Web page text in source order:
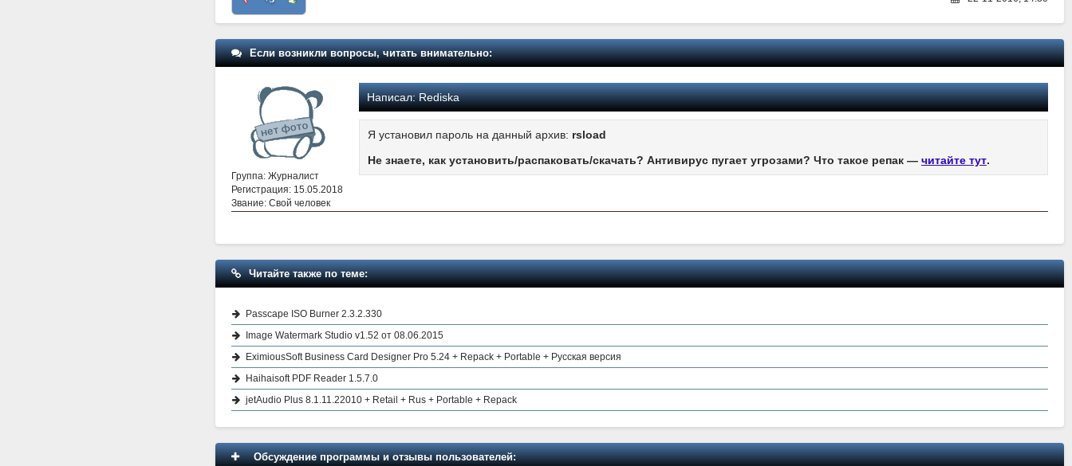
Если возникли вопросы, читать внимательно:
Группа: Журналист
Регистрация: 15.05.2018
Звание: Свой человек
Написал:Rediska
Я установил пароль на данный архив: rsload
Не знаете, как установить/распаковать/скачать? Антивирус пугает угрозами? Что такое репак — читайте тут.
Читайте также по теме:
Passcape ISO Burner 2.3.2.330
Image Watermark Studio v1.52 от 08.06.2015
EximiousSoft Business Card Designer Pro 5.24 + Repack + Portable + Русская версия
Haihaisoft PDF Reader 1.5.7.0
jetAudio Plus 8.1.11.22010 + Retail + Rus + Portable + Repack
Обсуждение программы и отзывы пользователей: